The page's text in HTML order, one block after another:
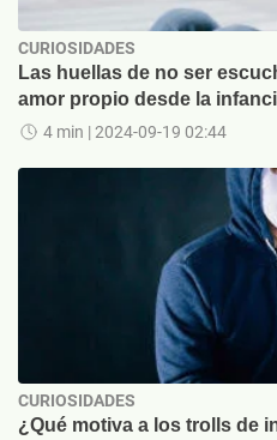
CURIOSIDADES
Las huellas de no ser
amor propio desde la
4 min | 2024-09-19 02:44
CURIOSIDADES
¿Qué motiva a los trolls de